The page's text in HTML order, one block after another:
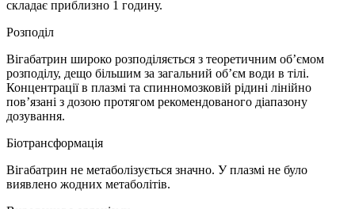
складає приблизно 1 годину.
Розподіл
Вігабатрин широко розподіляється з теоретичним об’ємом
розподілу, дещо більшим за загальний об’єм води в тілі.
Концентрації в плазмі та спинномозковій рідині лінійно
пов’язані з дозою протягом рекомендованого діапазону
дозування.
Біотрансформація
Вігабатрин не метаболізується значно. У плазмі не було
виявлено жодних метаболітів.